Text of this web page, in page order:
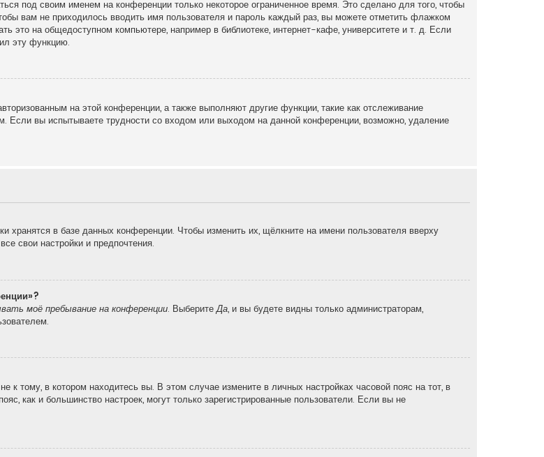
под своим именем на конференции только некоторое ограниченное время. Это сделано для того, чтобы
вам не приходилось вводить имя пользователя и пароль каждый раз, вы можете отметить флажком
это на общедоступном компьютере, например в библиотеке, интернет-кафе, университете и т. д. Если
эту функцию.
на этой конференции, а также выполняют другие функции, такие как отслеживание
Если вы испытываете трудности со входом или выходом на данной конференции, возможно, удаление
хранятся в базе данных конференции. Чтобы изменить их, щёлкните на имени пользователя вверху
свои настройки и предпочтения.
моё пребывание на конференции. ВыберитеДа, и вы будете видны только администраторам,
к тому, в котором находитесь вы. В этом случае измените в личных настройках часовой пояс на тот, в
как и большинство настроек, могут только зарегистрированные пользователи. Если вы не